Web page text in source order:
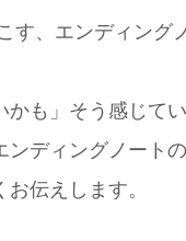
す、エンディング
かも」そう感じて
ンディングノート
伝えします。